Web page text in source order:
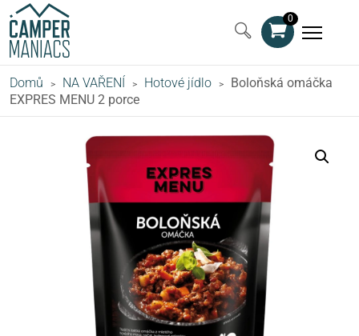
0
Domů > NA VAŘENÍ > Hotové jídlo >
Boloňská omáčka
EXPRES MENU 2 porce